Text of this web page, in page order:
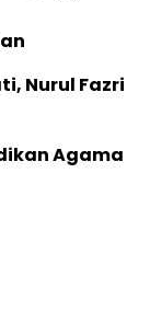
Nurul Fazri
Agama